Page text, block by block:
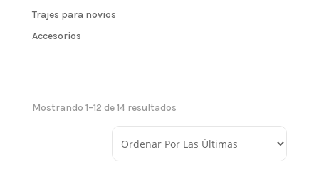
Trajes para novios
Accesorios
Mostrando 1–12 de 14 resultados